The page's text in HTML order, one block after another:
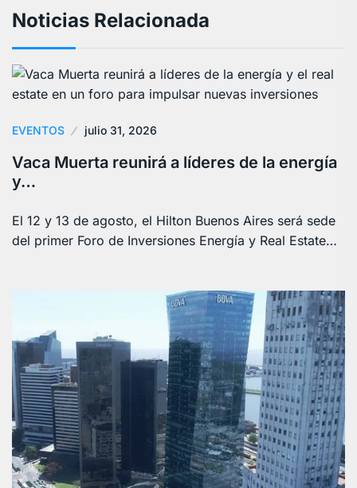
Noticias Relacionada
EVENTOS julio 31, 2026
Vaca Muerta reunirá a líderes de la energía
y…
El 12 y 13 de agosto, el Hilton Buenos Aires será sede
del primer Foro de Inversiones Energía y Real Estate…